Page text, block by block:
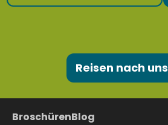
Reisen nach uns
BroschürenBlog